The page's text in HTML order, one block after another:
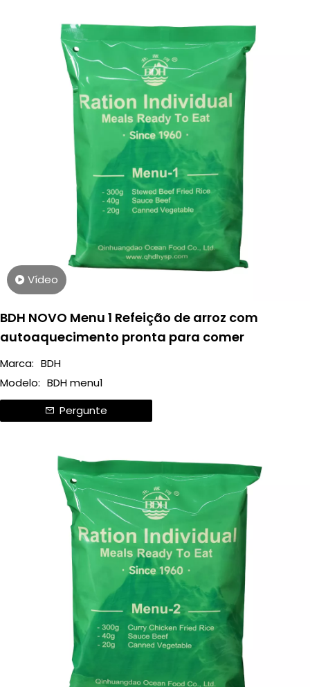
Vídeo
BDH NOVO Menu 1 Refeição de arroz com
autoaquecimento pronta para comer
Marca: BDH
Modelo: BDH menu1
Pergunte